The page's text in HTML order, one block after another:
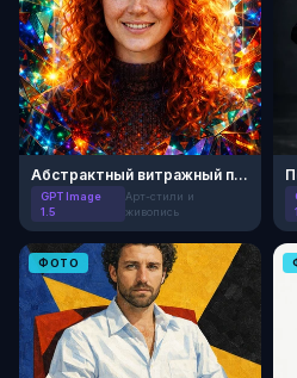
Абстрактный витражный портрет
GPT Image
1.5
Арт-стили и
живопись
ФОТО